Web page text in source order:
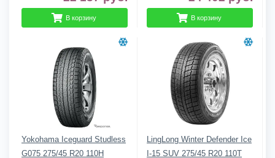
В корзину В корзину
Yokohama Iceguard Studless
G075 275/45 R20 110H
LingLong Winter Defender Ice
I-15 SUV 275/45 R20 110T